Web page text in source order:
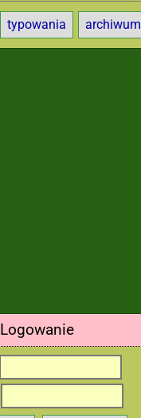
typowania archiwum
Logowanie